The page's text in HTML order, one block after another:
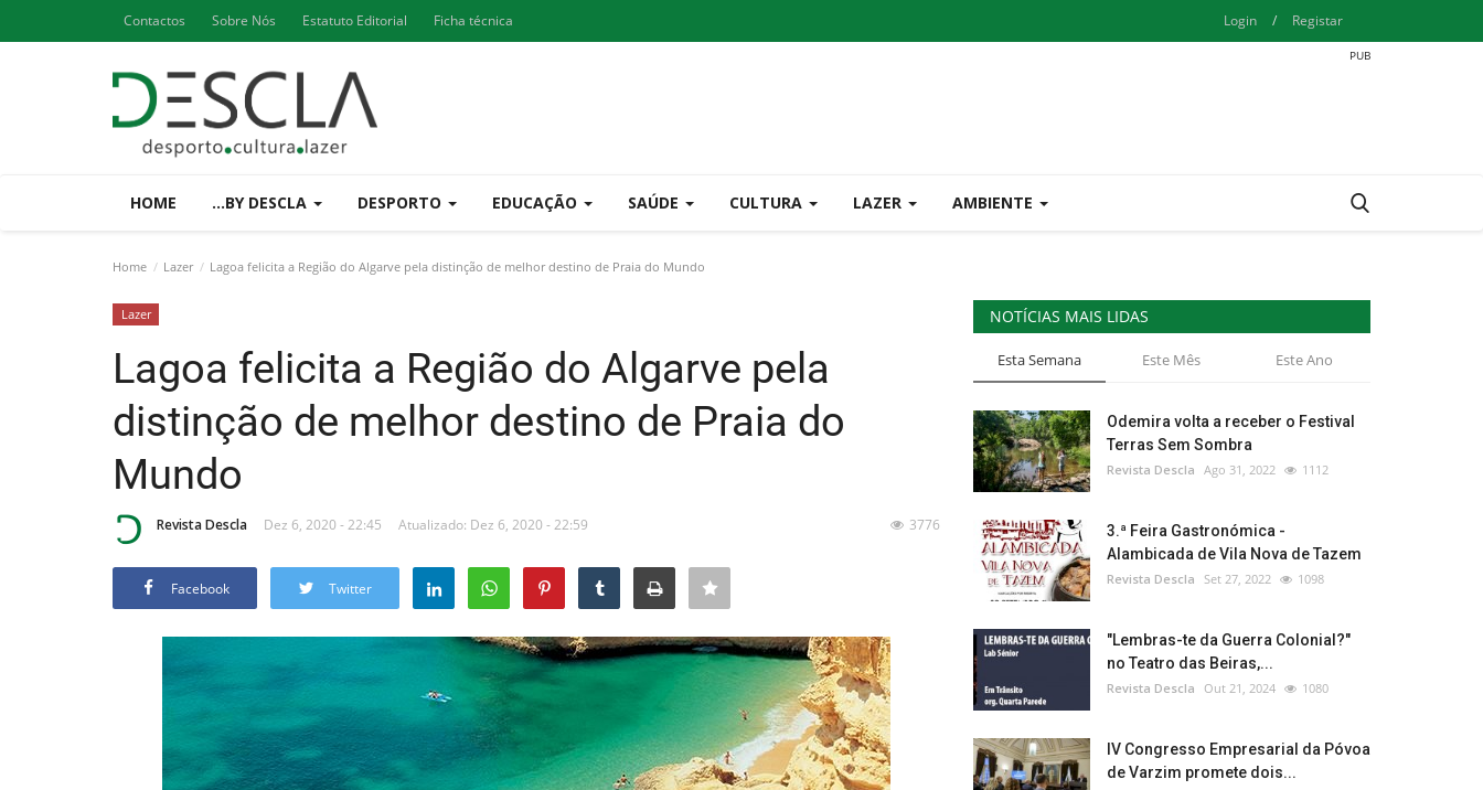
Contactos Sobre Nós Estatuto Editorial Ficha técnica Login / Registar
HOME ...BY DESCLA DESPORTO EDUCAÇÃO SAÚDE CULTURA LAZER AMBIENTE
Home Lazer Lagoa felicita a Região do Algarve pela distinção de melhor destino de Praia do Mundo
Lazer
Lagoa felicita a Região do Algarve pela
distinção de melhor destino de Praia do
Mundo
Revista Descla Dez 6, 2020 - 22:45 Atualizado: Dez 6, 2020 - 22:59 3776
Facebook Twitter
NOTÍCIAS MAIS LIDAS
Esta Semana Este Mês Este Ano
Odemira volta a receber o Festival
Terras Sem Sombra
Revista Descla Ago 31, 2022 1112
3.ª Feira Gastronómica -
Alambicada de Vila Nova de Tazem
Revista Descla Set 27, 2022 1098
"Lembras-te da Guerra Colonial?"
no Teatro das Beiras,...
Revista Descla Out 21, 2024 1080
IV Congresso Empresarial da Póvoa
de Varzim promete dois...